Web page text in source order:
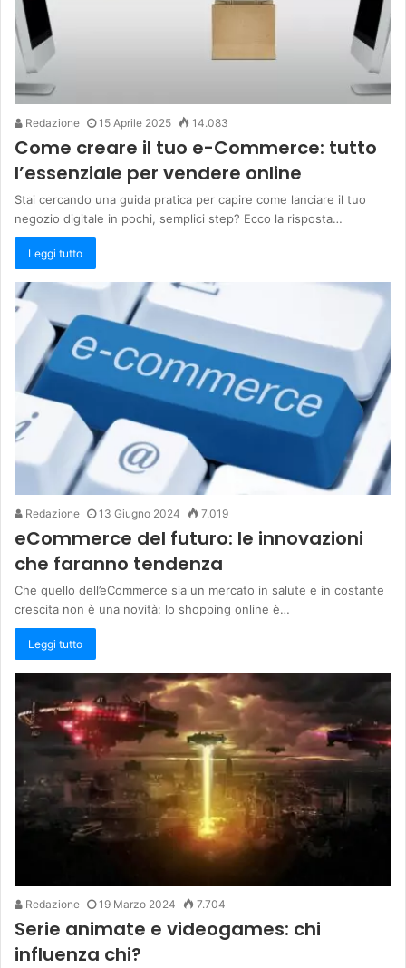
Redazione 15 Aprile 2025 14.083
Come creare il tuo e-Commerce: tutto
l’essenziale per vendere online
Stai cercando una guida pratica per capire come lanciare il tuo
negozio digitale in pochi, semplici step? Ecco la risposta…
Leggi tutto
Redazione 13 Giugno 2024 7.019
eCommerce del futuro: le innovazioni
che faranno tendenza
Che quello dell’eCommerce sia un mercato in salute e in costante
crescita non è una novità: lo shopping online è…
Leggi tutto
Redazione 19 Marzo 2024 7.704
Serie animate e videogames: chi
influenza chi?